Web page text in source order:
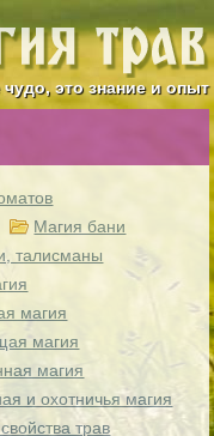
это знание и опыт
Магия бани
талисманы
магия
магия
магия
и охотничья магия
трав